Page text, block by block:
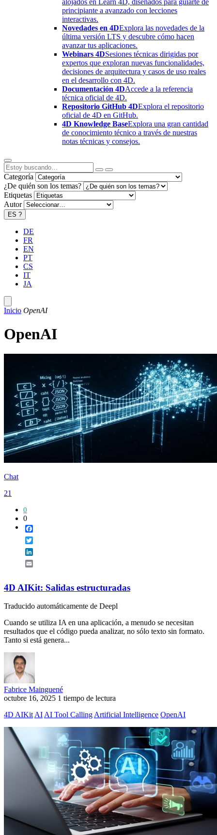
alojados en Learn 4D, diseñados para guiarte de
principiante a avanzado con lecciones
interactivas.
Novedades en 4DExplora las novedades de la
última versión LTS y descubre cómo hacen
avanzar tus aplicaciones.
Webinars 4DSesiones técnicas dirigidas por
expertos que exploran nuevas funcionalidades,
decisiones de arquitectura y casos de uso reales
en el desarrollo con 4D.
Documentación 4DAccede a la referencia
técnica oficial de 4D.
Repositorio GitHub 4DExplora el repositorio
oficial de 4D en GitHub.
4D Knowledge BaseExplora una gran cantidad
de conocimiento técnico a través de nuestras
notas técnicas y consejos.
Categoría
¿De quién son los temas?
Etiquetas
Autor
ES ?
DE
FR
EN
PT
CS
IT
JA
Inicio OpenAI
OpenAI
Chat
21
0
0
4D AIKit: Salidas estructuradas
Traducido automáticamente de Deepl
Cuando se utiliza IA en una aplicación, a menudo se necesitan
resultados que el código pueda analizar, no sólo texto sin formato.
Tanto si está genera...
Fabrice Mainguené
octubre 16, 2025 1 tiempo de lectura
4D AIKit AI AI Tool Calling Artificial Intelligence OpenAI